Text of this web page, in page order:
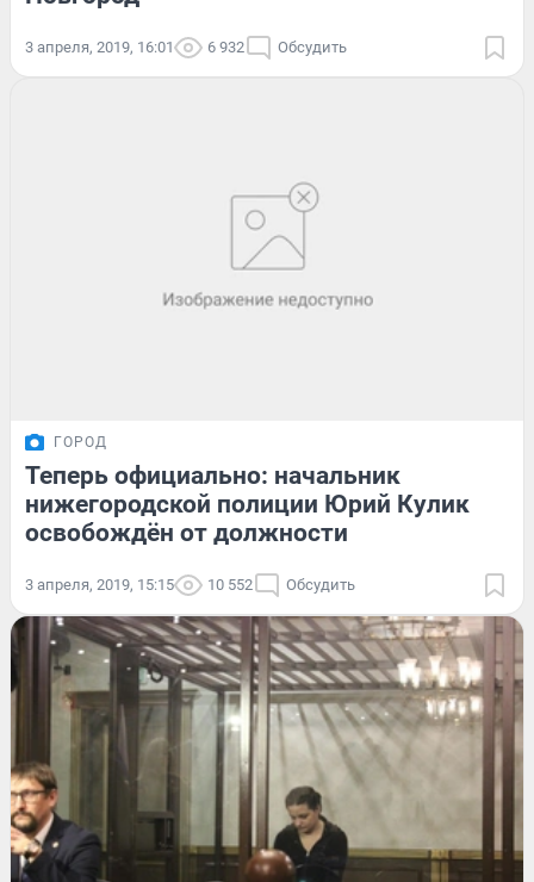
3 апреля, 2019, 16:01 6 932 Обсудить
ГОРОД
Теперь официально: начальник
нижегородской полиции Юрий Кулик
освобождён от должности
3 апреля, 2019, 15:15 10 552 Обсудить